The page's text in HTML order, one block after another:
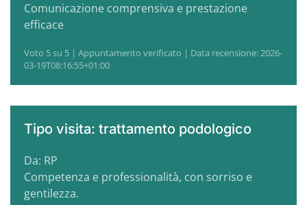
Comunicazione comprensiva e prestazione
efficace
Voto 5 su 5 | Appuntamento verificato | Data recensione: 2026-
03-19T08:16:55+01:00
Tipo visita: trattamento podologico
Da: RP
Competenza e professionalità, con sorriso e
gentilezza.